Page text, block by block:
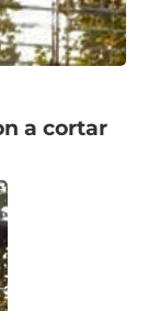
a cortar